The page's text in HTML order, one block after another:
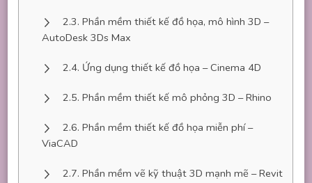
Phần mềm thiết kế đồ họa, mô hình 3D –
AutoDesk 3Ds Max
Ứng dụng thiết kế đồ họa – Cinema 4D
Phần mềm thiết kế mô phỏng 3D – Rhino
Phần mềm thiết kế đồ họa miễn phí –
ViaCAD
Phần mềm vẽ kỹ thuật 3D mạnh mẽ – Revit